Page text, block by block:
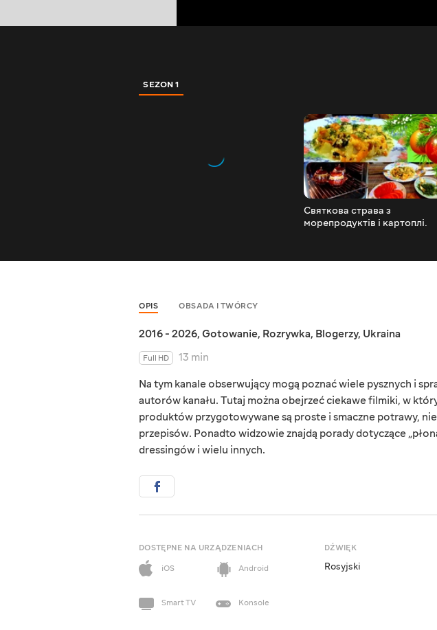
SEZON 1
Святкова страва з
морепродуктів і картоплі.
OPIS OBSADA I TWÓRCY
2016 - 2026, Gotowanie, Rozrywka, Blogerzy, Ukraina
Full HD
13 min
Na tym kanale obserwujący mogą poznać wiele pysznych i
autorów kanału. Tutaj można obejrzeć ciekawe filmiki, w
produktów przygotowywane są proste i smaczne potrawy,
przepisów. Ponadto widzowie znajdą porady dotyczące
dressingów i wielu innych.
DOSTĘPNE NA URZĄDZENIACH
iOS
Android
Smart TV Konsole
DŹWIĘK
Rosyjski